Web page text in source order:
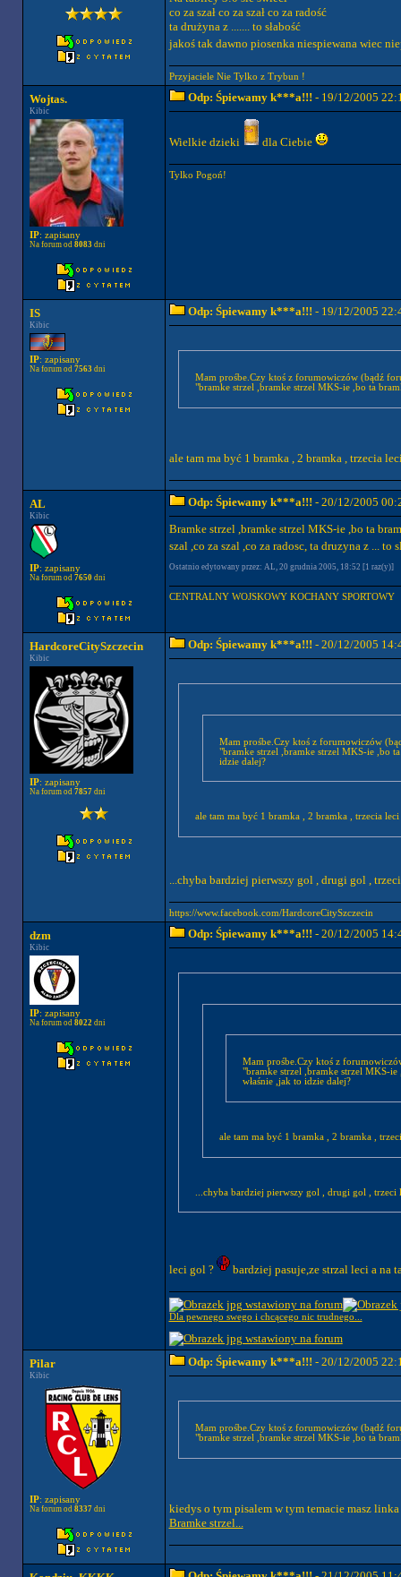
co za szał co za szał co za radość
ta drużyna z ....... to słabość
jakoś tak dawno piosenka niespiewana wiec
Przyjaciele Nie Tylko z Trybun !
Wojtas.
Kibic
IP: zapisany
Na forum od 8083dni
Odp: Śpiewamy k***a!!! - 19/12/2005
Wielkie dzieki dla Ciebie
Tylko Pogoń!
IS
Kibic
IP: zapisany
Na forum od 7563 dni
Odp: Śpiewamy k***a!!! - 19/12/2005
Mam prośbe.Czy ktoś z forumowiczów (bądź
"bramke strzel ,bramke strzel MKS-ie ,bo ta
ale tam ma być 1 bramka , 2 bramka , trzecia
AL
Kibic
IP: zapisany
Na forum od 7650dni
Odp: Śpiewamy k***a!!! - 20/12/2005
Bramke strzel ,bramke strzel MKS-ie ,bo ta
szal ,co za szal ,co za radosc, ta druzyna z ... to
Ostatnio edytowany przez: AL, 20 grudnia 2005, 18:52 [1 raz(y)]
CENTRALNY WOJSKOWY KOCHANY SPORTOWY
HardcoreCitySzczecin
Kibic
IP: zapisany
Na forum od 7857dni
Odp: Śpiewamy k***a!!! - 20/12/2005
Mam prośbe.Czy ktoś z forumowiczów
"bramke strzel ,bramke strzel MKS-ie ,bo
idzie dalej?
ale tam ma być 1 bramka , 2 bramka , trzecia
...chyba bardziej pierwszy gol , drugi gol ,
https://www.facebook.com/HardcoreCitySzczecin
dzm
Kibic
IP: zapisany
Na forum od 8022dni
Odp: Śpiewamy k***a!!! - 20/12/2005
Mam prośbe.Czy ktoś z
"bramke strzel ,bramke strzel MKS-
właśnie ,jak to idzie dalej?
ale tam ma być 1 bramka , 2 bramka ,
...chyba bardziej pierwszy gol , drugi gol , trzeci
leci gol ? bardziej pasuje,ze strzal leci a na
Dla pewnego swego i chcącego nic trudnego...
Pilar
Kibic
IP: zapisany
Na forum od 8337dni
Odp: Śpiewamy k***a!!! - 20/12/2005
Mam prośbe.Czy ktoś z forumowiczów (bądź
"bramke strzel ,bramke strzel MKS-ie ,bo ta
kiedys o tym pisalem w tym temacie masz linka
Bramke strzel...